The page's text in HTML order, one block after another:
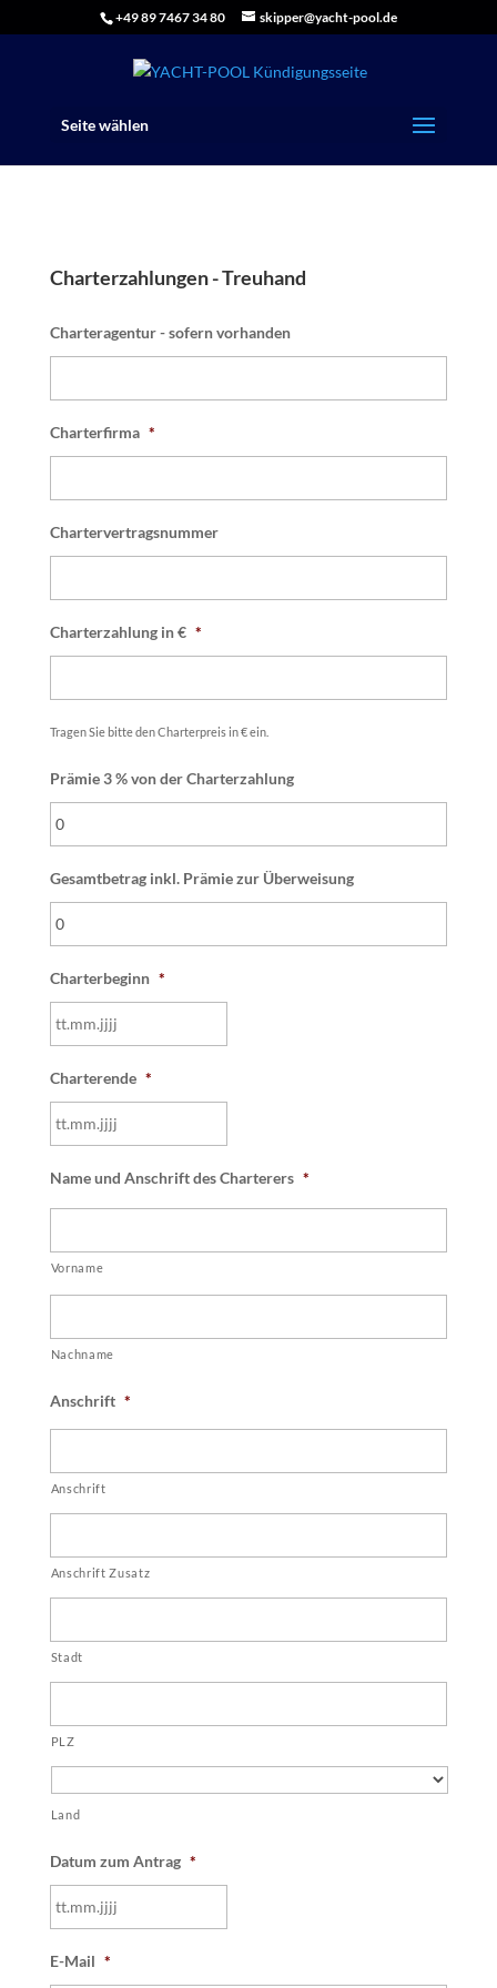
+49 89 7467 34 80 skipper@yacht-pool.de
Seite wählen
Charterzahlungen - Treuhand
Charteragentur - sofern vorhanden
Charterfirma *
Chartervertragsnummer
Charterzahlung in € *
Tragen Sie bitte den Charterpreis in € ein.
Prämie 3 % von der Charterzahlung
Gesamtbetrag inkl. Prämie zur Überweisung
Charterbeginn *
Punkt
MM
Punkt
JJJJ
Charterende *
Punkt
JJJJ
Name und Anschrift des Charterers *
Vorname
Nachname
Anschrift *
Anschrift
Anschrift Zusatz
Stadt
PLZ
Land
Datum zum Antrag *
Punkt
E-Mail *